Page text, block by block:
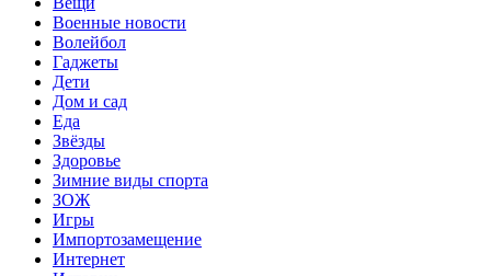
Военные новости
Волейбол
Гаджеты
Дети
Дом и сад
Еда
Звёзды
Здоровье
Зимние виды спорта
ЗОЖ
Игры
Импортозамещение
Интернет